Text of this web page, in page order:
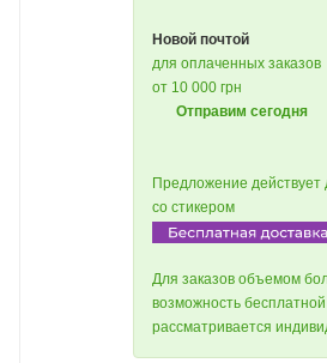
Новой почтой
для оплаченных заказов
от 10 000 грн
Отправим сегодня
Предложение действует
со стикером
Для заказов объемом
возможность бесплатной
рассматривается